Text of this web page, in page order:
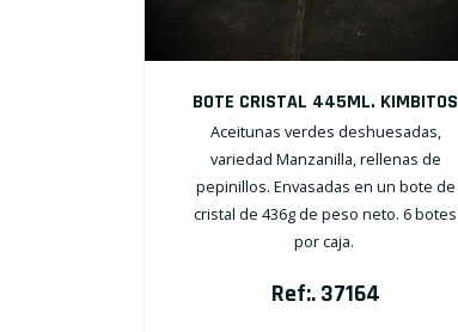
BOTE CRISTAL 445ML. KIMBITOS
Aceitunas verdes deshuesadas,
variedad Manzanilla, rellenas de
pepinillos. Envasadas en un bote de
cristal de 436g de peso neto. 6 botes
por caja.
Ref:. 37164